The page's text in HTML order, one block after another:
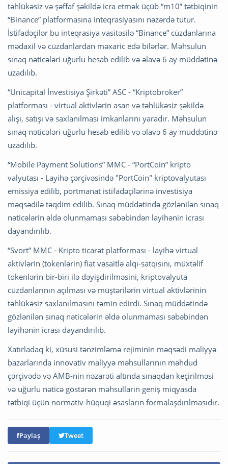
təhlükəsiz və şəffaf şəkildə icra etmək üçüb “m10” tətbiqinin
“Binance” platformasına inteqrasiyasını nəzərdə tutur.
İstifadəçilər bu inteqrasiya vasitəsilə “Binance” cüzdanlarına
mədaxil və cüzdanlardan məxaric edə bilərlər. Məhsulun
sınaq nəticələri uğurlu hesab edilib və əlavə 6 ay müddətinə
uzadılıb.
“Unicapital İnvestisiya Şirkəti” ASC - “Kriptobroker”
platforması - virtual aktivlərin asan və təhlükəsiz şəkildə
alışı, satışı və saxlanılması imkanlarını yaradır. Məhsulun
sınaq nəticələri uğurlu hesab edilib və əlavə 6 ay müddətinə
uzadılıb.
“Mobile Payment Solutions” MMC - “PortCoin” kripto
valyutası - Layihə çərçivəsində "PortCoin" kriptovalyutası
emissiya edilib, portmanat istifadəçilərinə investisiya
məqsədilə təqdim edilib. Sınaq müddətində gözlənilən sınaq
nəticələrin əldə olunmaması səbəbindən layihənin icrası
dayandırılıb.
“Svort” MMC - Kripto ticarət platforması - layihə virtual
aktivlərin (tokenlərin) fiat vəsaitlə alqı-satqısını, müxtəlif
tokenlərin bir-biri ilə dəyişdirilməsini, kriptovalyuta
cüzdanlarının açılması və müştərilərin virtual aktivlərinin
təhlükəsiz saxlanılmasını təmin edirdi. Sınaq müddətində
gözlənilən sınaq nəticələrin əldə olunmaması səbəbindən
layihənin icrası dayandırılıb.
Xatırladaq ki, xüsusi tənzimləmə rejiminin məqsədi maliyyə
bazarlarında innovativ maliyyə məhsullarının məhdud
çərçivədə və AMB-nin nəzarəti altında sınaqdan keçirilməsi
və uğurlu nəticə göstərən məhsulların geniş miqyasda
tətbiqi üçün normativ-hüquqi əsasların formalaşdırılmasıdır.
Paylaş Tweet